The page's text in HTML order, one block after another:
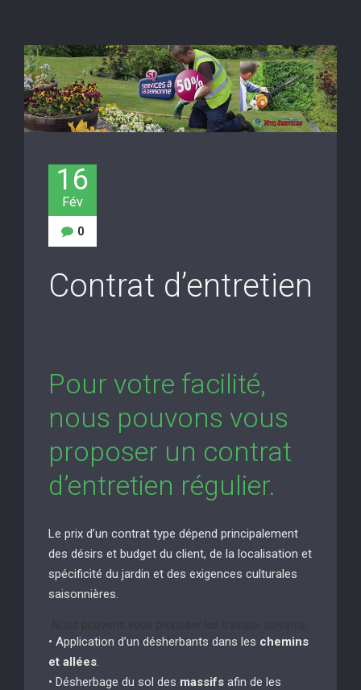
16
Fév
0
Contrat d’entretien
Pour votre facilité,
nous pouvons vous
proposer un contrat
d’entretien régulier.
Le prix d’un contrat type dépend principalement
des désirs et budget du client, de la localisation et
spécificité du jardin et des exigences culturales
saisonnières.
• Application d’un désherbants dans les chemins
et allées
• Désherbage du sol des massifs afin de les